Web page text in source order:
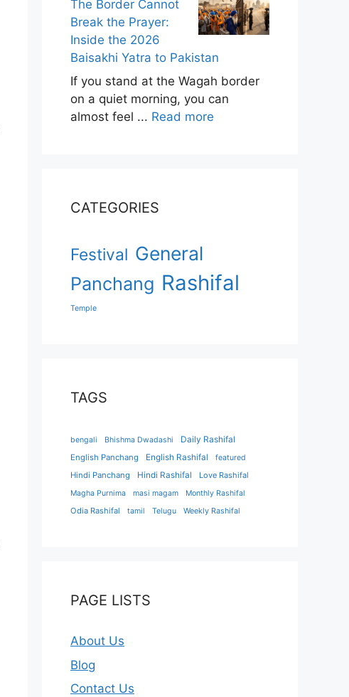
The Border Cannot
Break the Prayer:
Inside the 2026
Baisakhi Yatra to Pakistan
If you stand at the Wagah border
on a quiet morning, you can
almost feel ... Read more
CATEGORIES
Festival General
Panchang Rashifal
Temple
TAGS
bengali Bhishma Dwadashi Daily Rashifal
English Panchang English Rashifal featured
Hindi Panchang Hindi Rashifal Love Rashifal
Magha Purnima masi magam Monthly Rashifal
Odia Rashifal tamil Telugu Weekly Rashifal
PAGE LISTS
About Us
Blog
Contact Us